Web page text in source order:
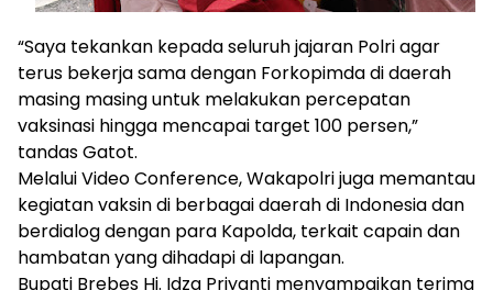
“Saya tekankan kepada seluruh jajaran Polri agar
terus bekerja sama dengan Forkopimda di daerah
masing masing untuk melakukan percepatan
vaksinasi hingga mencapai target 100 persen,”
tandas Gatot.
Melalui Video Conference, Wakapolri juga memantau
kegiatan vaksin di berbagai daerah di Indonesia dan
berdialog dengan para Kapolda, terkait capain dan
hambatan yang dihadapi di lapangan.
Bupati Brebes Hj. Idza Priyanti menyampaikan terima